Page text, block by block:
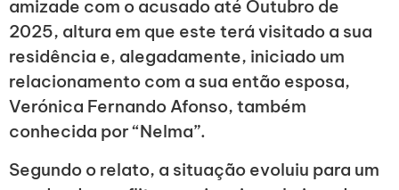
amizade com o acusado até Outubro de
2025, altura em que este terá visitado a sua
residência e, alegadamente, iniciado um
relacionamento com a sua então esposa,
Verónica Fernando Afonso, também
conhecida por “Nelma”.
Segundo o relato, a situação evoluiu para um